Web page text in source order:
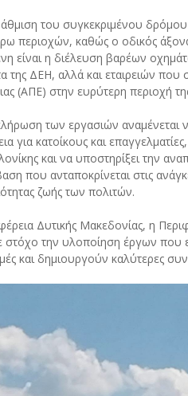
του συγκεκριμένου δρόμου
περιοχών, καθώς ο οδικός
είναι η διέλευση βαρέων
της ΔΕΗ, αλλά και εταιρειών
(ΑΠΕ) στην ευρύτερη περιοχή
των εργασιών αναμένεται
για κατοίκους και
και να υποστηρίξει την
που ανταποκρίνεται στις
ζωής των πολιτών.
Δυτικής Μακεδονίας, η
στόχο την υλοποίηση έργων που
και δημιουργούν καλύτερες